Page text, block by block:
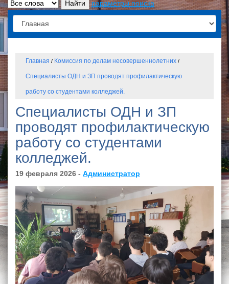
параметры поиска
Главная / Комиссия по делам несовершеннолетних /
Специалисты ОДН и ЗП проводят профилактическую
работу со студентами колледжей.
Специалисты ОДН и ЗП
проводят профилактическую
работу со студентами
колледжей.
19 февраля 2026 - Администратор